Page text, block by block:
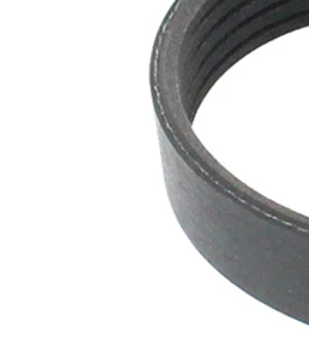
Material
curea
EPDM
(etilen
propilen